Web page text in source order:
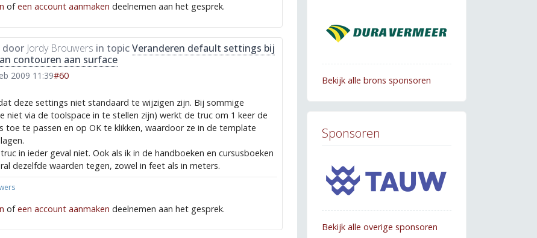
ofeen account aanmaken deelnemen aan het gesprek.
door Jordy Brouwers in topicVeranderen default settings bij
contouren aan surface
2009 11:39#60
deze settings niet standaard te wijzigen zijn. Bij sommige
niet via de toolspace in te stellen zijn) werkt de truc om 1 keer de
toe te passen en op OK te klikken, waardoor ze in de template
in ieder geval niet. Ook als ik in de handboeken en cursusboeken
dezelfde waarden tegen, zowel in feet als in meters.
ofeen account aanmaken deelnemen aan het gesprek.
Bekijk alle brons sponsoren
Sponsoren
Bekijk alle overige sponsoren